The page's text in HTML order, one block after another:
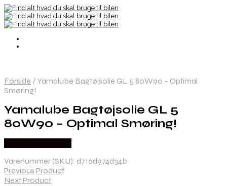
Forside / Yamalube Bagtøjsolie GL 5 80W90 – Optimal
Smøring!
Yamalube Bagtøjsolie GL 5
80W90 – Optimal Smøring!
Varenummer (SKU): d716d974d34b
Previous Product
Next Product